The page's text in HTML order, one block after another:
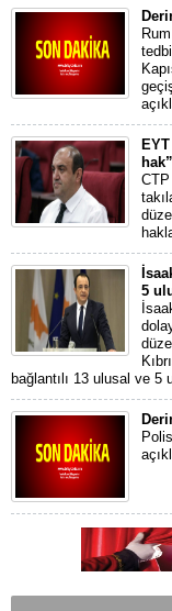
5
bağlantılı 13 ulusal ve 5